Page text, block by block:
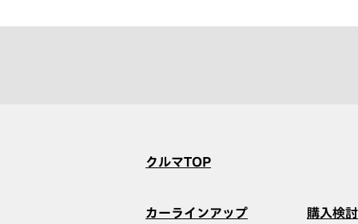
クルマTOP
カーラインアップ 購入検